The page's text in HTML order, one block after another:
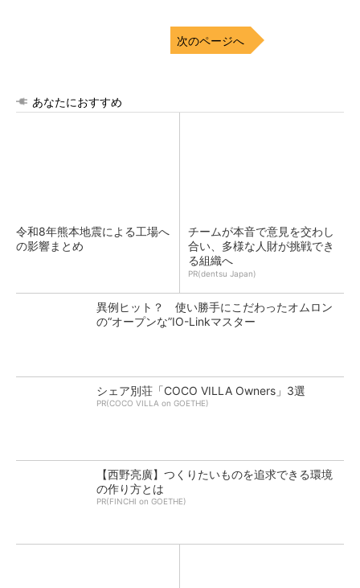
次のページへ
あなたにおすすめ
令和8年熊本地震による工場へ
の影響まとめ
チームが本音で意見を交わし
合い、多様な人財が挑戦でき
る組織へ
PR(dentsu Japan)
異例ヒット？ 使い勝手にこだわったオムロン
の“オープンな”IO-Linkマスター
シェア別荘「COCO VILLA Owners」3選
PR(COCO VILLA on GOETHE)
【西野亮廣】つくりたいものを追求できる環境
の作り方とは
PR(FINCHI on GOETHE)